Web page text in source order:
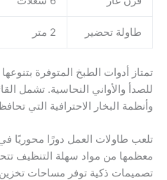
طاولة تحضير 2 متر
تمتاز أدوات الطبخ المتوفرة
للصدأ والأواني النحاسية. تشمل
وأنظمة البخار الاحترافية التي
تلعب طاولات العمل دورًا محوريًا
معظمها من مواد سهلة التنظيف
تصميمات ذكية توفر مساحات